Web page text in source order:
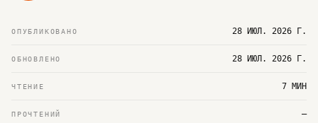
ОПУБЛИКОВАНО 28 ИЮЛ. 2026 Г.
ОБНОВЛЕНО 28 ИЮЛ. 2026 Г.
ЧТЕНИЕ 7 МИН
ПРОЧТЕНИЙ —